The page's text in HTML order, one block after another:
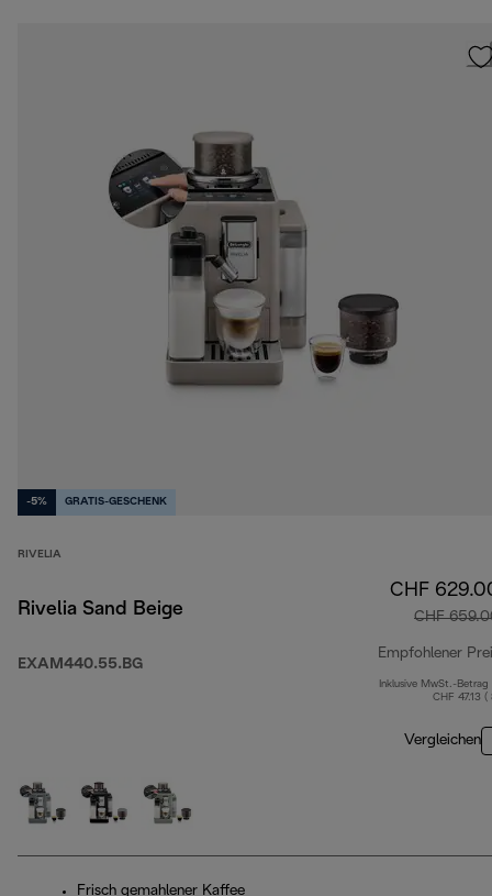
-5% GRATIS-GESCHENK
RIVELIA
Rivelia Sand Beige
EXAM440.55.BG
CHF
CHF
Empfohlener
Inklusive MwSt.-Betrag
CHF 47.13 (
Vergleichen
Frisch gemahlener Kaffee